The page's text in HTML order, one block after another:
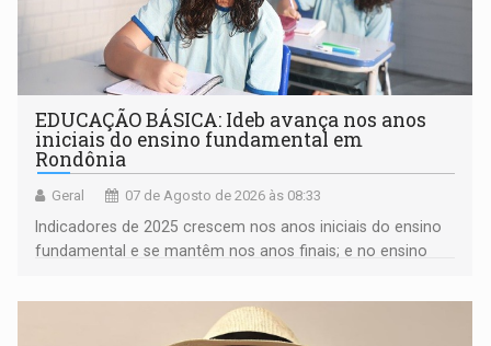
EDUCAÇÃO BÁSICA: Ideb avança nos anos
iniciais do ensino fundamental em
Rondônia
Geral 07 de Agosto de 2026 às 08:33
Indicadores de 2025 crescem nos anos iniciais do ensino
fundamental e se mantêm nos anos finais; e no ensino